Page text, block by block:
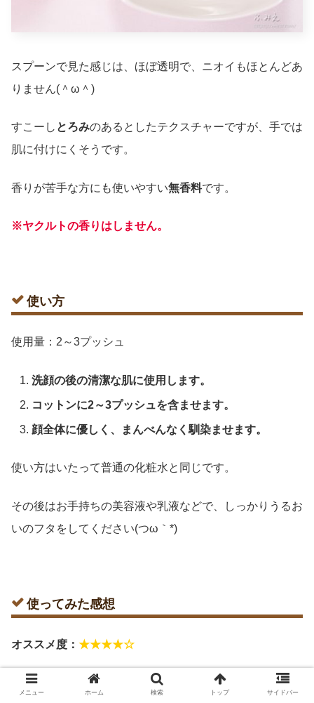
スプーンで見た感じは、ほぼ透明で、ニオイもほとんどあ
りません(＾ω＾)
すこーし とろみのあるとしたテクスチャーですが、手では
肌に付けにくそうです。
香りが苦手な方にも使いやすい無香料です。
※ヤクルトの香りはしません。
使い方
使用量：2～3プッシュ
洗顔の後の清潔な肌に使用します。
コットンに2～3プッシュを含ませます。
顔全体に優しく、まんべんなく馴染ませます。
使い方はいたって普通の化粧水と同じです。
その後はお手持ちの美容液や乳液などで、しっかりうるお
いのフタをしてください(つω｀*)
使ってみた感想
オススメ度： ★★★★☆
※個人的な評価です(つω｀*)
メニュー ホーム 検索 トップ サイドバー